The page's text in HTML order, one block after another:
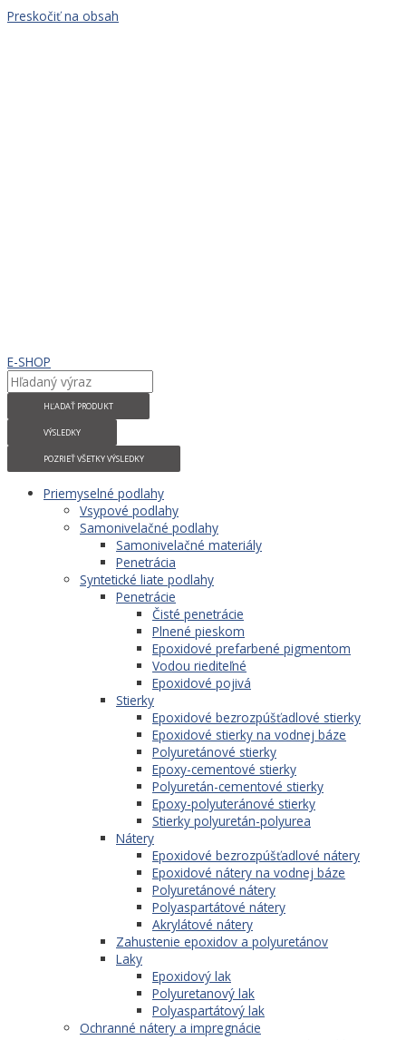
Preskočiť na obsah
E-SHOP
HĽADAŤ PRODUKT
VÝSLEDKY
POZRIEŤ VŠETKY VÝSLEDKY
Priemyselné podlahy
Vsypové podlahy
Samonivelačné podlahy
Samonivelačné materiály
Penetrácia
Syntetické liate podlahy
Penetrácie
Čisté penetrácie
Plnené pieskom
Epoxidové prefarbené pigmentom
Vodou riediteľné
Epoxidové pojivá
Stierky
Epoxidové bezrozpúšťadlové stierky
Epoxidové stierky na vodnej báze
Polyuretánové stierky
Epoxy-cementové stierky
Polyuretán-cementové stierky
Epoxy-polyuteránové stierky
Stierky polyuretán-polyurea
Nátery
Epoxidové bezrozpúšťadlové nátery
Epoxidové nátery na vodnej báze
Polyuretánové nátery
Polyaspartátové nátery
Akrylátové nátery
Zahustenie epoxidov a polyuretánov
Laky
Epoxidový lak
Polyuretanový lak
Polyaspartátový lak
Ochranné nátery a impregnácie